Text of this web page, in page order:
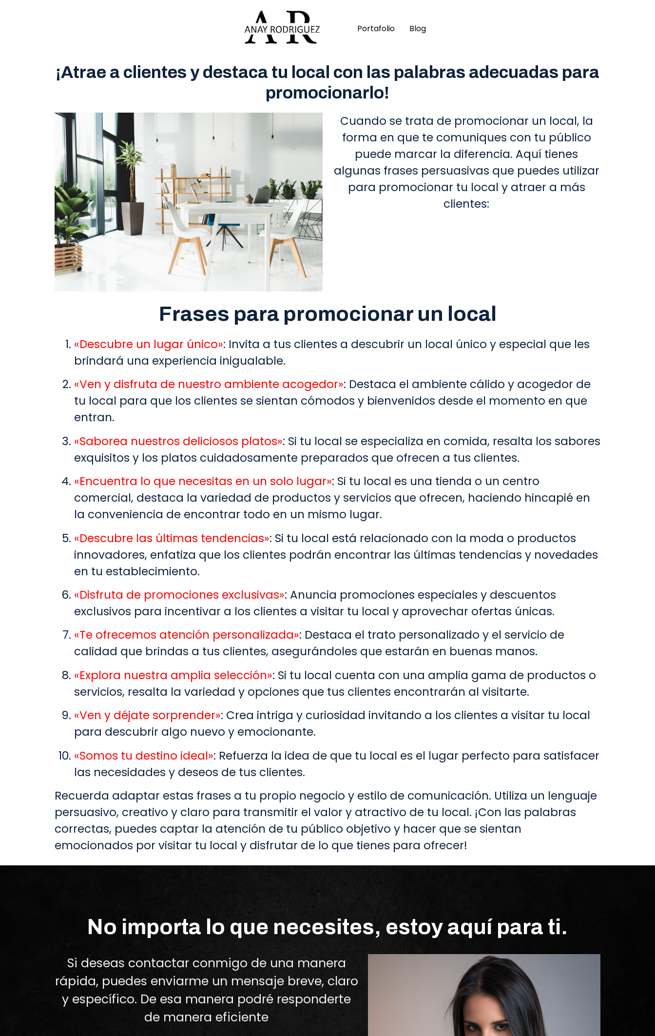
Portafolio Blog
¡Atrae a clientes y destaca tu local con las palabras adecuadas para
promocionarlo!
Cuando se trata de promocionar un local, la
forma en que te comuniques con tu público
puede marcar la diferencia. Aquí tienes
algunas frases persuasivas que puedes utilizar
para promocionar tu local y atraer a más
clientes:
Frases para promocionar un local
«Descubre un lugar único»: Invita a tus clientes a descubrir un local único y especial que les
brindará una experiencia inigualable.
«Ven y disfruta de nuestro ambiente acogedor»: Destaca el ambiente cálido y acogedor de
tu local para que los clientes se sientan cómodos y bienvenidos desde el momento en que
entran.
«Saborea nuestros deliciosos platos»: Si tu local se especializa en comida, resalta los sabores
exquisitos y los platos cuidadosamente preparados que ofrecen a tus clientes.
«Encuentra lo que necesitas en un solo lugar»: Si tu local es una tienda o un centro
comercial, destaca la variedad de productos y servicios que ofrecen, haciendo hincapié en
la conveniencia de encontrar todo en un mismo lugar.
«Descubre las últimas tendencias»: Si tu local está relacionado con la moda o productos
innovadores, enfatiza que los clientes podrán encontrar las últimas tendencias y novedades
en tu establecimiento.
«Disfruta de promociones exclusivas»: Anuncia promociones especiales y descuentos
exclusivos para incentivar a los clientes a visitar tu local y aprovechar ofertas únicas.
«Te ofrecemos atención personalizada»: Destaca el trato personalizado y el servicio de
calidad que brindas a tus clientes, asegurándoles que estarán en buenas manos.
«Explora nuestra amplia selección»: Si tu local cuenta con una amplia gama de productos o
servicios, resalta la variedad y opciones que tus clientes encontrarán al visitarte.
«Ven y déjate sorprender»: Crea intriga y curiosidad invitando a los clientes a visitar tu local
para descubrir algo nuevo y emocionante.
«Somos tu destino ideal»: Refuerza la idea de que tu local es el lugar perfecto para satisfacer
las necesidades y deseos de tus clientes.
Recuerda adaptar estas frases a tu propio negocio y estilo de comunicación. Utiliza un lenguaje
persuasivo, creativo y claro para transmitir el valor y atractivo de tu local. ¡Con las palabras
correctas, puedes captar la atención de tu público objetivo y hacer que se sientan
emocionados por visitar tu local y disfrutar de lo que tienes para ofrecer!
No importa lo que necesites, estoy aquí para ti.
Si deseas contactar conmigo de una manera
rápida, puedes enviarme un mensaje breve, claro
y específico. De esa manera podré responderte
de manera eficiente